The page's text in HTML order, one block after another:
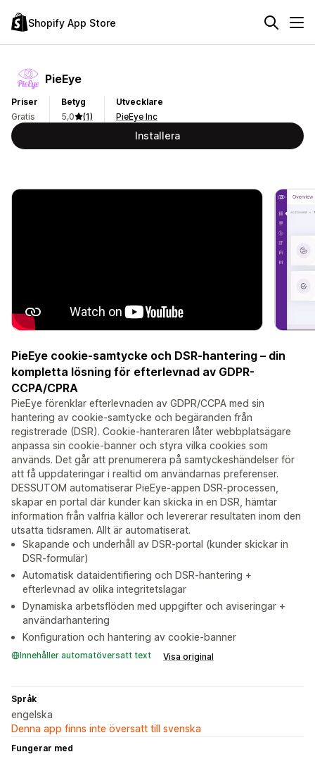
Shopify App Store
PieEye
Priser
Gratis
Betyg
5,0
(1)
Utvecklare
PieEye Inc
Installera
PieEye cookie-samtycke och DSR-hantering – din
kompletta lösning för efterlevnad av GDPR-
CCPA/CPRA
PieEye förenklar efterlevnaden av GDPR/CCPA med sin
hantering av cookie-samtycke och begäranden från
registrerade (DSR). Cookie-hanteraren låter webbplatsägare
anpassa sin cookie-banner och styra vilka cookies som
används. Det går att prenumerera på samtyckeshändelser för
att få uppdateringar i realtid om användarnas preferenser.
DESSUTOM automatiserar PieEye-appen DSR-processen,
skapar en portal där kunder kan skicka in en DSR, hämtar
information från valfria källor och levererar resultaten inom den
utsatta tidsramen. Allt är automatiserat.
Skapande och underhåll av DSR-portal (kunder skickar in
DSR-formulär)
Automatisk dataidentifiering och DSR-hantering +
efterlevnad av olika integritetslagar
Dynamiska arbetsflöden med uppgifter och aviseringar +
användarhantering
Konfiguration och hantering av cookie-banner
Innehåller automatöversatt text Visa original
Språk
engelska
Denna app finns inte översatt till svenska
Fungerar med